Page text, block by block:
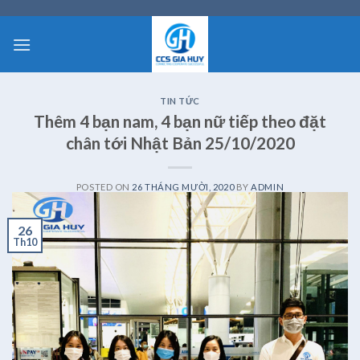
content
TIN TỨC
Thêm 4 bạn nam, 4 bạn nữ tiếp theo đặt
chân tới Nhật Bản 25/10/2020
POSTED ON 26 THÁNG MƯỜI, 2020BY ADMIN
26
Th10